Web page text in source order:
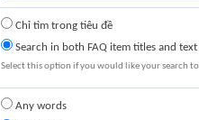
Chỉ tìm trong tiêu đề
Search in both FAQ item titles and text
Select this option if you would like your search
Any words